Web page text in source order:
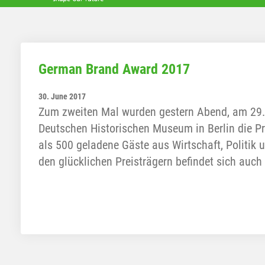
German Brand Award 2017
30. June 2017
Zum zweiten Mal wurden gestern Abend, am
Deutschen Historischen Museum in Berlin die
als 500 geladene Gäste aus Wirtschaft, Politik
den glücklichen Preisträgern befindet sich